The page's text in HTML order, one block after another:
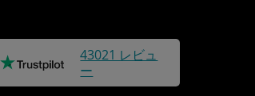
43021 レビュ
ー